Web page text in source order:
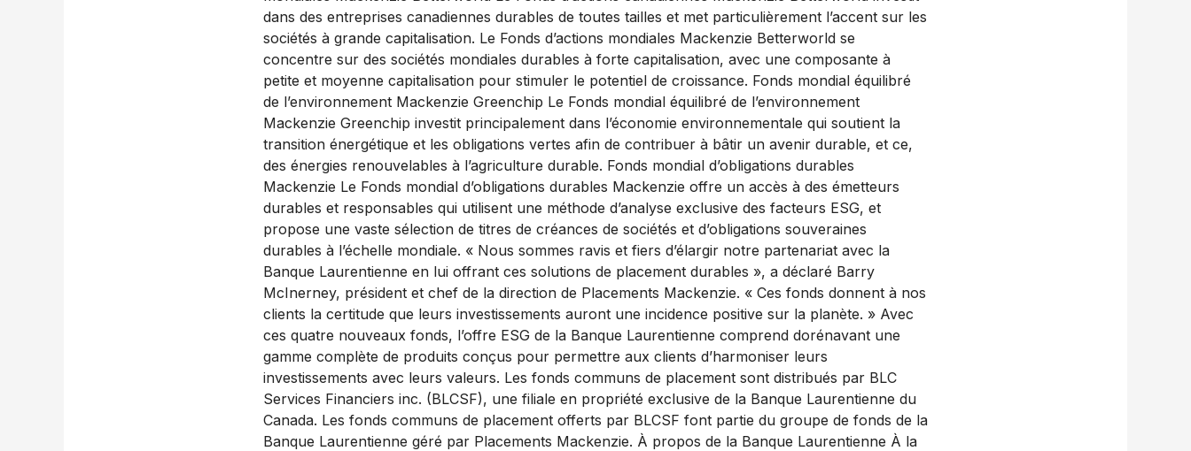
dans des entreprises canadiennes durables de toutes tailles et met particulièrement l’accent sur les
sociétés à grande capitalisation. Le Fonds d’actions mondiales Mackenzie Betterworld se
concentre sur des sociétés mondiales durables à forte capitalisation, avec une composante à
petite et moyenne capitalisation pour stimuler le potentiel de croissance. Fonds mondial équilibré
de l’environnement Mackenzie Greenchip Le Fonds mondial équilibré de l’environnement
Mackenzie Greenchip investit principalement dans l’économie environnementale qui soutient la
transition énergétique et les obligations vertes afin de contribuer à bâtir un avenir durable, et ce,
des énergies renouvelables à l’agriculture durable. Fonds mondial d’obligations durables
Mackenzie Le Fonds mondial d’obligations durables Mackenzie offre un accès à des émetteurs
durables et responsables qui utilisent une méthode d’analyse exclusive des facteurs ESG, et
propose une vaste sélection de titres de créances de sociétés et d’obligations souveraines
durables à l’échelle mondiale. « Nous sommes ravis et fiers d’élargir notre partenariat avec la
Banque Laurentienne en lui offrant ces solutions de placement durables », a déclaré Barry
McInerney, président et chef de la direction de Placements Mackenzie. « Ces fonds donnent à nos
clients la certitude que leurs investissements auront une incidence positive sur la planète. » Avec
ces quatre nouveaux fonds, l’offre ESG de la Banque Laurentienne comprend dorénavant une
gamme complète de produits conçus pour permettre aux clients d’harmoniser leurs
investissements avec leurs valeurs. Les fonds communs de placement sont distribués par BLC
Services Financiers inc. (BLCSF), une filiale en propriété exclusive de la Banque Laurentienne du
Canada. Les fonds communs de placement offerts par BLCSF font partie du groupe de fonds de la
Banque Laurentienne géré par Placements Mackenzie. À propos de la Banque Laurentienne À la